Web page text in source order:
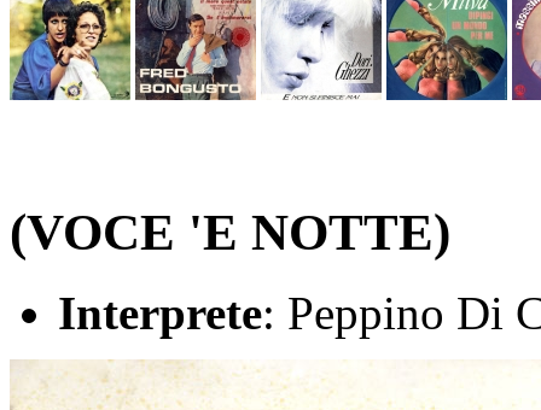
(VOCE 'E NOTTE)
Interprete: Peppino Di